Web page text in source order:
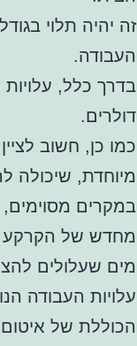
זה יהיה תלוי
העבודה.
בדרך כלל,
דולרים.
כמו כן, חשוב
מיוחדת, שיכולה
במקרים מסוימים,
מחדש של הקרקע
מים שעלולים
עלויות העבודה
הכוללת של